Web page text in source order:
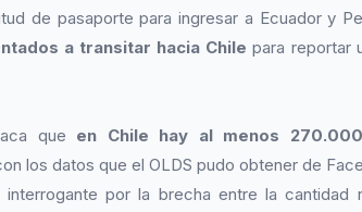
de pasaporte para ingresar a Ecuador y
a transitar hacia Chile para reportar
que en Chile hay al menos
los datos que el OLDS pudo obtener de
por la brecha entre la